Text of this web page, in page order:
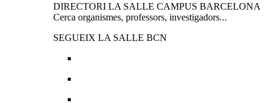
DIRECTORI LA SALLE CAMPUS BARCELONA
Cerca organismes, professors, investigadors...
SEGUEIX LA SALLE BCN